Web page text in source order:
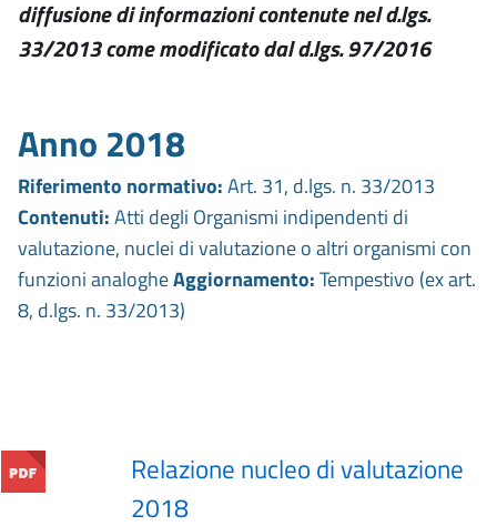
diffusione di informazioni contenute nel d.lgs.
33/2013 come modificato dal d.lgs. 97/2016
Anno 2018
Riferimento normativo:Art. 31, d.lgs. n. 33/2013
Contenuti:Atti degli Organismi indipendenti di
valutazione, nuclei di valutazione o altri organismi con
funzioni analogheAggiornamento:Tempestivo (ex art.
8, d.lgs. n. 33/2013)
Relazione nucleo di valutazione
2018